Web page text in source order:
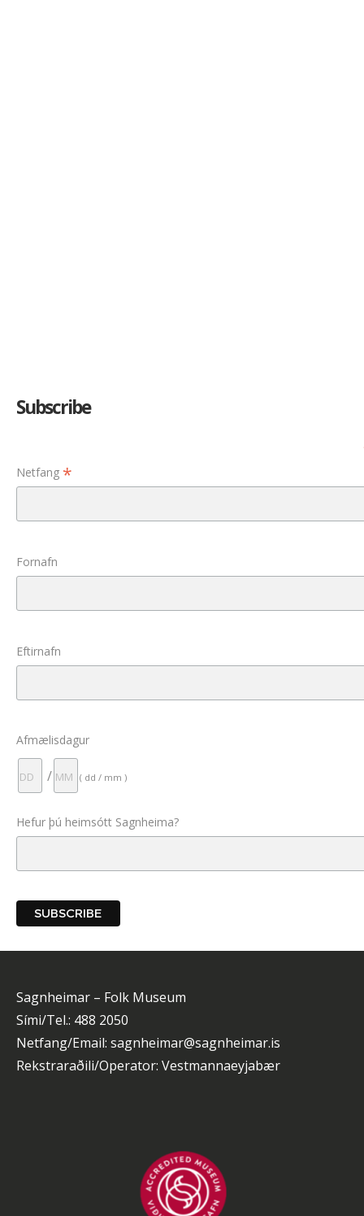
Subscribe
Netfang *
Fornafn
Eftirnafn
Afmælisdagur
/ ( dd / mm )
Hefur þú heimsótt Sagnheima?
Sagnheimar – Folk Museum
Sími/Tel.: 488 2050
Netfang/Email: sagnheimar@sagnheimar.is
Rekstraraðili/Operator: Vestmannaeyjabær